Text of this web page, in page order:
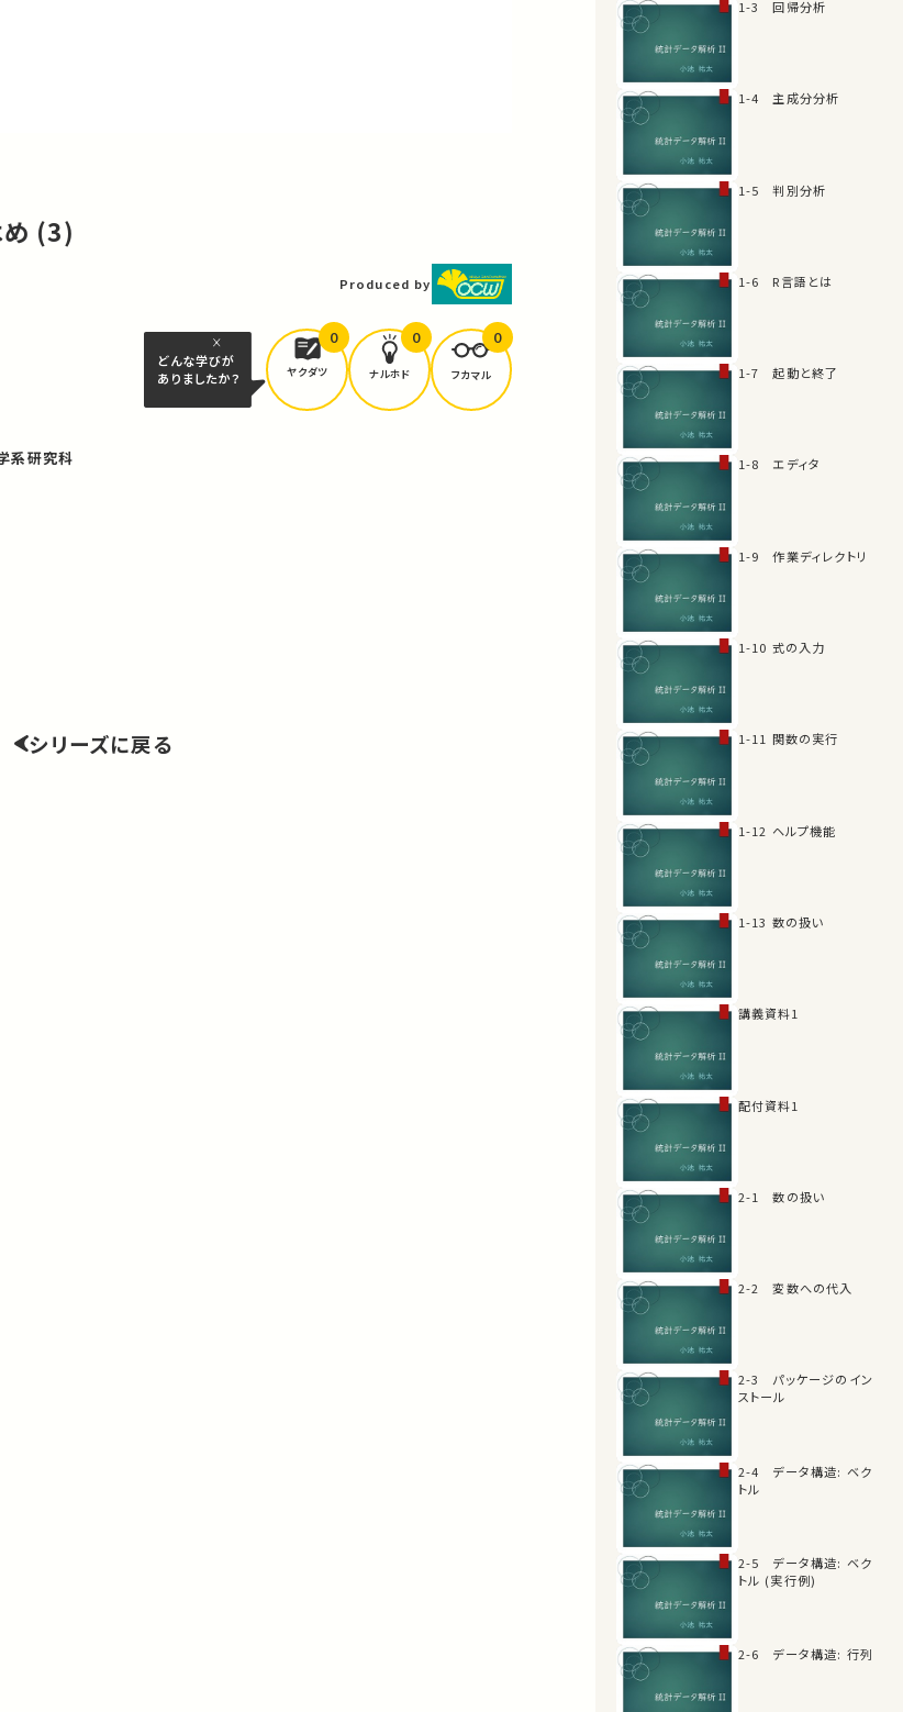
(3)
Produced by
どんな学びが
ありましたか？
ヤクダツ
0
ナルホド
0
フカマル
0
系研究科
シリーズに戻る
1-3 回帰分析
1-4 主成分分析
1-5 判別分析
1-6 R言語とは
1-7 起動と終了
1-8 エディタ
1-9 作業ディレクトリ
1-10 式の入力
1-11 関数の実行
1-12 ヘルプ機能
1-13 数の扱い
講義資料1
配付資料1
2-1 数の扱い
2-2 変数への代入
2-3 パッケージのイン
ストール
2-4 データ構造: ベク
トル
2-5 データ構造: ベク
トル (実行例)
2-6 データ構造: 行列